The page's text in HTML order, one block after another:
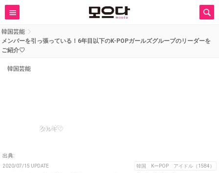
韓国芸能
メンバーを引っ張っている！6年目以下のK-POPガールズグループのリーダーを
ご紹介♡
韓国芸能
タルギ♡
出典:
2020/07/15 UPDATE 韓国 KーPOP アイドル（1584）